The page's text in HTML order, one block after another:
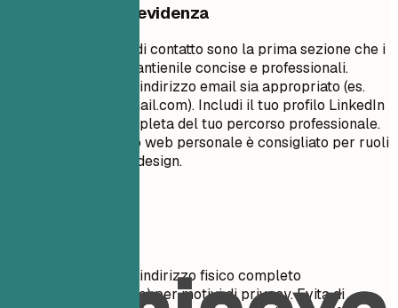
Cosa mettere in evidenza
Le tue informazioni di contatto sono la prima sezione che i
recruiter vedono. Mantienile concise e professionali.
Assicurati che il tuo indirizzo email sia appropriato (es.
nome.cognome@gmail.com). Includi il tuo profilo LinkedIn
per una visione completa del tuo percorso professionale.
Un portfolio o un sito web personale è consigliato per ruoli
creativi, tecnici o di design.
Non includere il tuo indirizzo fisico completo
(numero/nome civico) per motivi di privacy. Evita di